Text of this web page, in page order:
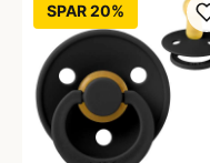
SPAR 20%